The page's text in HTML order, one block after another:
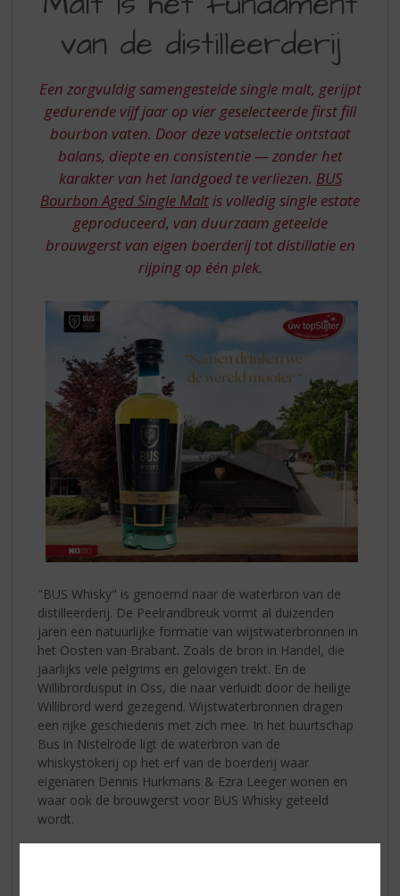
HET
FUNDAMENT
VAN
DE
DISTILLEERDERIJ
van de distilleerderij
Een zorgvuldig samengestelde single malt, gerijpt
gedurende vijf jaar op vier geselecteerde first fill
bourbon vaten. Door deze vatselectie ontstaat
balans, diepte en consistentie — zonder het
karakter van het landgoed te verliezen. BUS
Bourbon Aged Single Maltis volledig single estate
geproduceerd, van duurzaam geteelde
brouwgerst van eigen boerderij tot distillatie en
rijping op één plek.
"BUS Whisky" is genoemd naar de waterbron van de
distilleerderij. De Peelrandbreuk vormt al duizenden
jaren een natuurlijke formatie van wijstwaterbronnen in
het Oosten van Brabant. Zoals de bron in Handel, die
jaarlijks vele pelgrims en gelovigen trekt. En de
Willibrordusput in Oss, die naar verluidt door de heilige
Willibrord werd gezegend. Wijstwaterbronnen dragen
een rijke geschiedenis met zich mee. In het buurtschap
Bus in Nistelrode ligt de waterbron van de
whiskystokerij op het erf van de boerderij waar
eigenaren Dennis Hurkmans & Ezra Leeger wonen en
waar ook de brouwgerst voor BUS Whisky geteeld
wordt.